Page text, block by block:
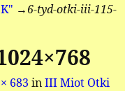
→6-tyd-otki-iii-115-
683 inIII Miot Otki